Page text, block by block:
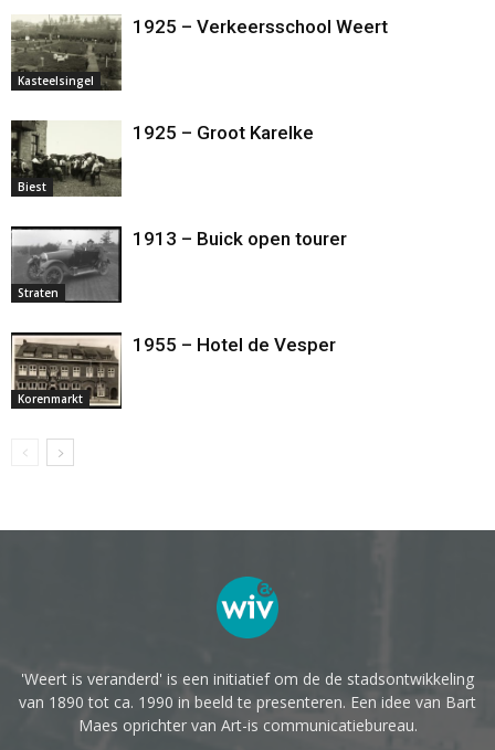
Kasteelsingel
1925 – Verkeersschool Weert
Biest
1925 – Groot Karelke
Straten
1913 – Buick open tourer
Korenmarkt
1955 – Hotel de Vesper
'Weert is veranderd' is een initiatief om de de stadsontwikkeling
van 1890 tot ca. 1990 in beeld te presenteren. Een idee van Bart
Maes oprichter van Art-is communicatiebureau.